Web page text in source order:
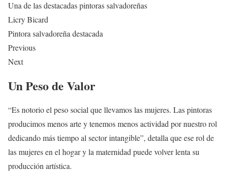
Una de las destacadas pintoras salvadoreñas
Licry Bicard
Pintora salvadoreña destacada
Previous
Next
Un Peso de Valor
“Es notorio el peso social que llevamos las mujeres. Las pintoras
producimos menos arte y tenemos menos actividad por nuestro rol
dedicando más tiempo al sector intangible”, detalla que ese rol de
las mujeres en el hogar y la maternidad puede volver lenta su
producción artística.